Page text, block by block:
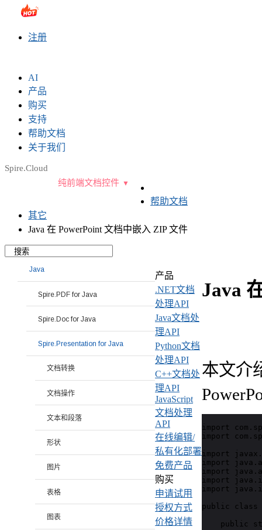
sales@e-iceblue.com
注册
AI
产品
购买
支持
帮助文档
关于我们
Spire.Cloud
纯前端文档控件
帮助文档
其它
Java 在 PowerPoint 文档中嵌入 ZIP 文件
Java
本文介
import
import
import
import
import
import
import
public
public
Java
Spire.PDF for Java
Spire.Doc for Java
Spire.Presentation for Java
文档转换
文档操作
文本和段落
形状
图片
表格
图表
产品
.NET文档
处理API
Java文档处
理API
Python文档
处理API
C++文档处
理API
JavaScript
文档处理
API
在线编辑/
私有化部署
免费产品
购买
申请试用
授权方式
价格详情